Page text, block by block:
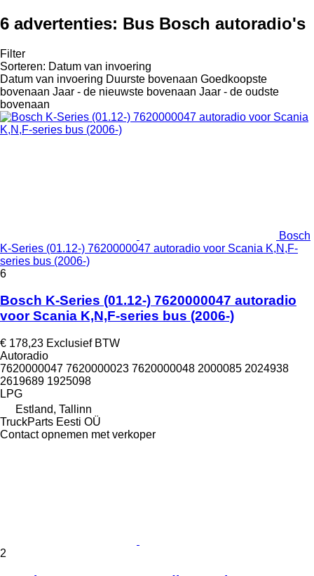
6 advertenties: Bus Bosch autoradio's
Filter
Sorteren: Datum van invoering
Datum van invoering Duurste bovenaan Goedkoopste
bovenaan Jaar - de nieuwste bovenaan Jaar - de oudste
bovenaan
Bosch
K-Series (01.12-) 7620000047 autoradio voor Scania K,N,F-
series bus (2006-)
6
Bosch K-Series (01.12-) 7620000047 autoradio
voor Scania K,N,F-series bus (2006-)
€ 178,23 Exclusief BTW
Autoradio
7620000047 7620000023 7620000048 2000085 2024938
2619689 1925098
LPG
Estland, Tallinn
TruckParts Eesti OÜ
Contact opnemen met verkoper
2